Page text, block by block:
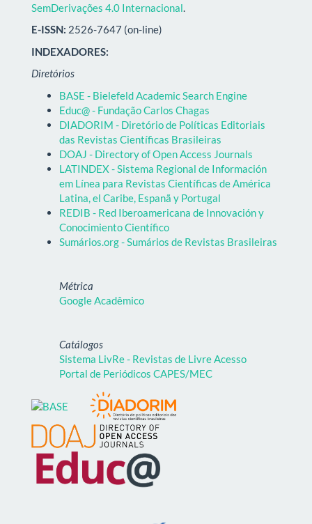
SemDerivações 4.0 Internacional.
E-ISSN: 2526-7647 (on-line)
INDEXADORES:
Diretórios
BASE - Bielefeld Academic Search Engine
Educ@ - Fundação Carlos Chagas
DIADORIM - Diretório de Políticas Editoriais
das Revistas Científicas Brasileiras
DOAJ - Directory of Open Access Journals
LATINDEX - Sistema Regional de Información
em Línea para Revistas Científicas de América
Latina, el Caribe, Espanã y Portugal
REDIB - Red Iberoamericana de Innovación y
Conocimiento Científico
Sumários.org - Sumários de Revistas Brasileiras
Métrica
Google Acadêmico
Catálogos
Sistema LivRe - Revistas de Livre Acesso
Portal de Periódicos CAPES/MEC